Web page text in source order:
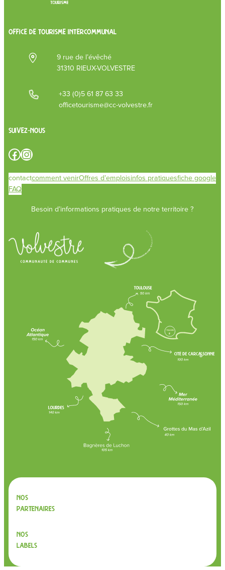
OFFICE DE TOURISME INTERCOMMUNAL
9 rue de l’évêché
31310 RIEUX-VOLVESTRE
+33 (0)5 61 87 63 33
officetourisme@cc-volvestre.fr
Suivez-nous
Facebook Instagram
contactcomment venirOffres d’emploisinfos pratiquesfiche google
FAQ
Besoin d’informations pratiques de notre territoire ?
Nos
partenaires
Nos
labels